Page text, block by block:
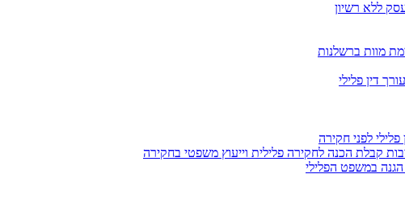
ללא רשיון
מוות ברשלנות
דין פלילי
לפני חקירה
קבלת הכנה לחקירה פלילית וייעוץ משפטי בחקירה
הגנה במשפט הפלילי